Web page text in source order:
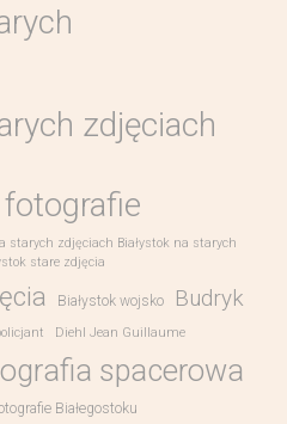
zdjęciach
fotografie
starych zdjęciach Białystok na starych
stare zdjęcia
Białystok wojsko Budryk
Diehl Jean Guillaume
spacerowa
Białegostoku